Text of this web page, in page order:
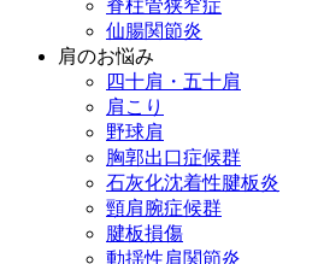
脊柱管狭窄症
仙腸関節炎
肩のお悩み
四十肩・五十肩
肩こり
野球肩
胸郭出口症候群
石灰化沈着性腱板炎
頸肩腕症候群
腱板損傷
動揺性肩関節炎